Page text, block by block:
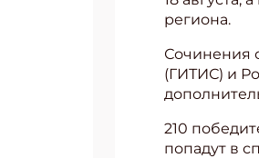
региона.
Сочинения
(ГИТИС) и
210
попадут в